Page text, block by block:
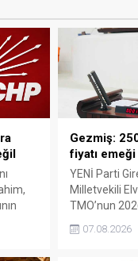
Gezmiş:
fiyatı emeği
YENİ Parti
Milletvekili
TMO’nun
Açıklanan
07.08.2026